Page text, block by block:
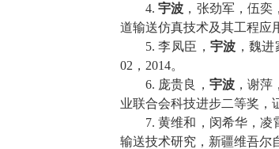
4.宇波 ，张劲军，伍
道输送仿真技术及其工程应
5.李凤臣， 宇波 ，魏
02 ， 2014。
6. 庞贵良， 宇波，谢萍
业联合会科技进步二等奖，
7.黄维和，闵希华，凌
输送技术研究，新疆维吾尔